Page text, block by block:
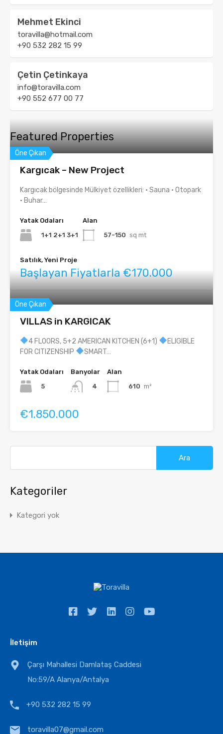
Mehmet Ekinci
toravilla@hotmail.com
+90 532 282 15 99
Çetin Çetinkaya
info@toravilla.com
+90 552 677 00 77
Featured Properties
Öne Çıkan
Kargıcak – New Project
Kargıcak bölgesinde Mülkiyet özellikleri: • Sauna • Otopark
• Buhar…
Yatak Odaları
1+1 2+1 3+1
Alan
57-150 sq mt
Satılık, Yeni Proje
Başlayan Fiyatlarla €170.000
Öne Çıkan
VILLAS in KARGICAK
4 FLOORS, 5+2 AMERICAN KITCHEN (6+1)
ELIGIBLE
FOR CITIZENSHIP
SMART…
Yatak Odaları
5
Banyolar
4
Alan
610 m²
€1.850.000
Kategoriler
Kategori yok
İletişim
Çarşı Mahallesi Damlataş Caddesi
No:59/A Alanya/Antalya
+90 532 282 15 99
toravilla07@gmail.com